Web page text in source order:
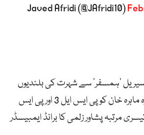
’ہمسفر‘ سے شہرت کی بلندیوں
کو چھونے والی اداکارہ ماہرہ خان کو پی ایس ایل 3 اور پی ایس
بعد تیسری مرتبہ پشاور زلمی کا برانڈ ایمبیسڈر